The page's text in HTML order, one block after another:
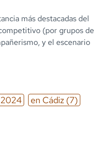
más destacadas del
(por grupos de
y el escenario
2024 en Cádiz (7)